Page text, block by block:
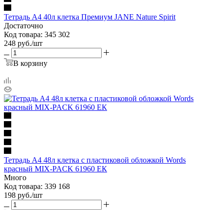
Тетрадь А4 40л клетка Премиум JANE Nature Spirit
Достаточно
Код товара: 345 302
248 руб./шт
В корзину
Тетрадь А4 48л клетка с пластиковой обложкой Words
красный MIX-PACK 61960 ЕК
Много
Код товара: 339 168
198 руб./шт